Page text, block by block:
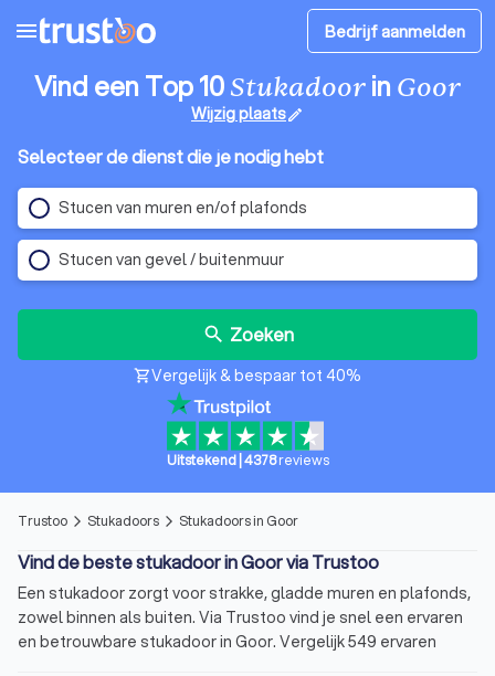
menu Bedrijf aanmelden
Vind een Top 10Stukadoorin Goor
Wijzig plaatsedit
Selecteer de dienst die je nodig hebt
Stucen van muren en/of plafonds
Stucen van gevel / buitenmuur
search Zoeken
shopping_cartVergelijk & bespaar tot 40%
Uitstekend| 4378 reviews
Trustoo arrow_forward_ios Stukadoors arrow_forward_ios Stukadoors in Goor
Vind de beste stukadoor in Goor via Trustoo
Een stukadoor zorgt voor strakke, gladde muren en plafonds,
zowel binnen als buiten. Via Trustoo vind je snel een ervaren
en betrouwbare stukadoor in Goor. Vergelijk 549 ervaren